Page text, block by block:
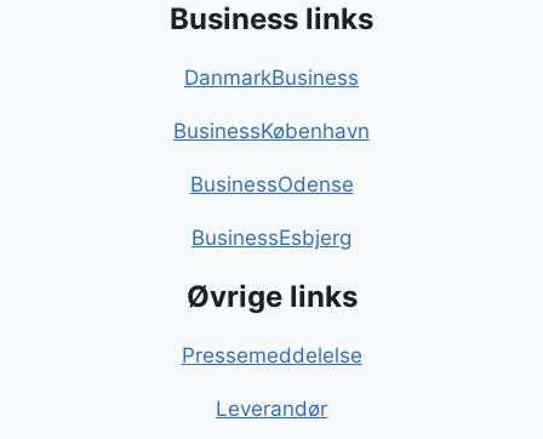
Business links
DanmarkBusiness
BusinessKøbenhavn
BusinessOdense
BusinessEsbjerg
Øvrige links
Pressemeddelelse
Leverandør